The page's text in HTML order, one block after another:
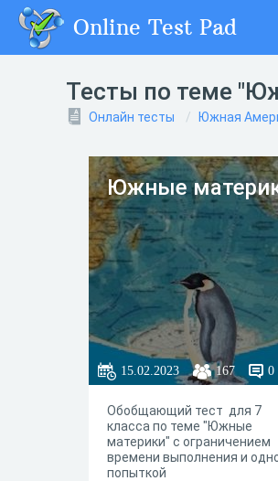
Online Test Pad
Тесты по теме
Онлайн тесты Южная
Южные
15.02.2023 167 0
Обобщающий тест для 7
класса по теме "Южные
материки" с ограничением
времени выполнения и
попыткой